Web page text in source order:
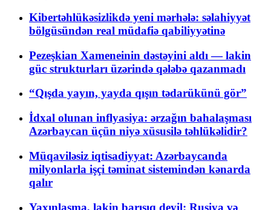
Kibertəhlükəsizlikdə yeni mərhələ: səlahiyyət
bölgüsündən real müdafiə qabiliyyətinə
Pezeşkian Xameneinin dəstəyini aldı — lakin
güc strukturları üzərində qələbə qazanmadı
“Qışda yayın, yayda qışın tədarükünü gör”
İdxal olunan inflyasiya: ərzağın bahalaşması
Azərbaycan üçün niyə xüsusilə təhlükəlidir?
Müqaviləsiz iqtisadiyyat: Azərbaycanda
milyonlarla işçi təminat sistemindən kənarda
qalır
Yaxınlaşma, lakin barışıq deyil: Rusiya və